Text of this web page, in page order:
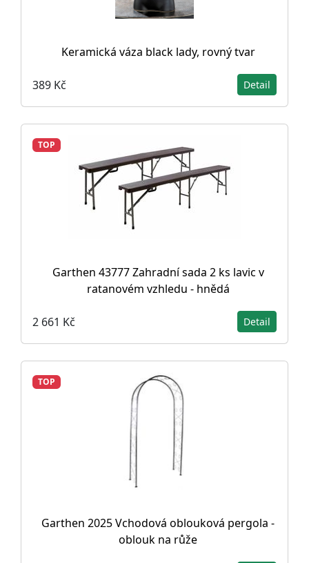
Keramická váza black lady, rovný tvar
389 Kč Detail
TOP
Garthen 43777 Zahradní sada 2 ks lavic v
ratanovém vzhledu - hnědá
2 661 Kč Detail
TOP
Garthen 2025 Vchodová oblouková pergola -
oblouk na růže